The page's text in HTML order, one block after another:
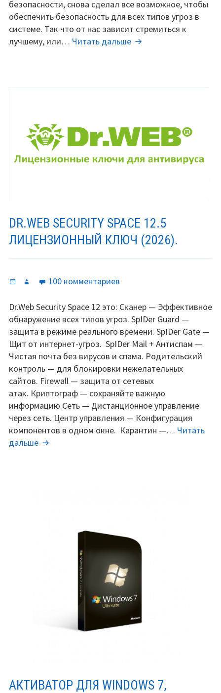
ключ
на
6
месяцев
безопасности, снова сделал все возможное, чтобы
обеспечить безопасность для всех типов угроз в
системе. Так что от нас зависит стремиться к
лучшему, или… Читать дальше McAfee
6
месяцев
Промо-
DR.WEB SECURITY SPACE 12.5
ЛИЦЕНЗИОННЫЙ КЛЮЧ (2026).
Опубликовано
Автор 100 комментариевк
Dr.Web
Security
Space
12.5
лицензионный
ключ
(2026).
Dr.Web Security Space 12 это: Сканер — Эффективное
обнаружение всех типов угроз. SpIDer Guard —
защита в режиме реального времени. SpIDer Gate —
Щит от интернет-угроз. SpIDer Mail + Антиспам —
Чистая почта без вирусов и спама. Родительский
контроль — для блокировки нежелательных
сайтов. Firewall — защита от сетевых
атак. Криптограф — сохраняйте важную
информацию.Сеть — Дистанционное управление
через сеть. Центр управления — Конфигурация
компонентов в одном окне. Карантин —… Читать
дальше Dr.Web
АКТИВАТОР ДЛЯ WINDOWS 7,